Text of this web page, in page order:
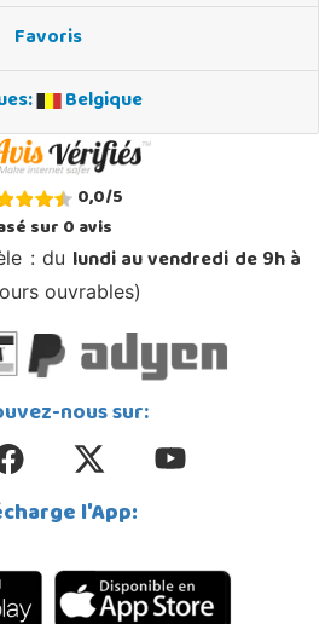
Favoris
Belgique
0,0/5
sur0avis
: du lundi au vendredi de 9h à
ouvrables)
nous sur:
l'App: